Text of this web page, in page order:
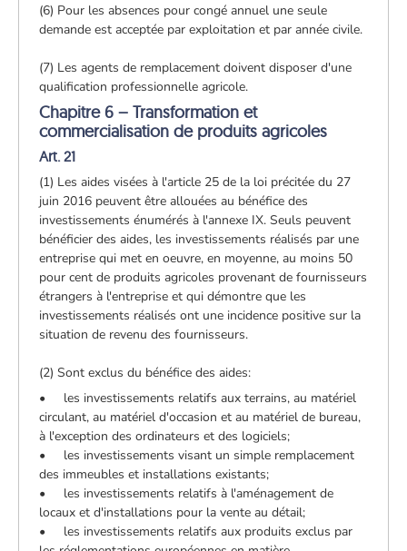
(6) Pour les absences pour congé annuel une seule
demande est acceptée par exploitation et par année civile.
(7) Les agents de remplacement doivent disposer d'une
qualification professionnelle agricole.
Chapitre 6 – Transformation et
commercialisation de produits agricoles
Art. 21
(1) Les aides visées à l'article 25 de la loi précitée du 27
juin 2016 peuvent être allouées au bénéfice des
investissements énumérés à l'annexe IX. Seuls peuvent
bénéficier des aides, les investissements réalisés par une
entreprise qui met en oeuvre, en moyenne, au moins 50
pour cent de produits agricoles provenant de fournisseurs
étrangers à l'entreprise et qui démontre que les
investissements réalisés ont une incidence positive sur la
situation de revenu des fournisseurs.
(2) Sont exclus du bénéfice des aides:
• les investissements relatifs aux terrains, au matériel
circulant, au matériel d'occasion et au matériel de bureau,
à l'exception des ordinateurs et des logiciels;
• les investissements visant un simple remplacement
des immeubles et installations existants;
• les investissements relatifs à l'aménagement de
locaux et d'installations pour la vente au détail;
• les investissements relatifs aux produits exclus par